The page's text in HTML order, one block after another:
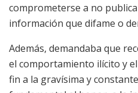
comprometerse a no
información que difame o
Además, demandaba que
el comportamiento ilícito y
fin a la gravísima y